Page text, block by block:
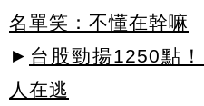
名單笑：不懂在幹嘛
► 台股勁揚1250點
人在逃